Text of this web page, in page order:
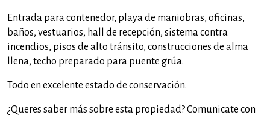
Entrada para contenedor, playa de maniobras, oficinas,
baños, vestuarios, hall de recepción, sistema contra
incendios, pisos de alto tránsito, construcciones de alma
llena, techo preparado para puente grúa.
Todo en excelente estado de conservación.
¿Queres saber más sobre esta propiedad? Comunicate con